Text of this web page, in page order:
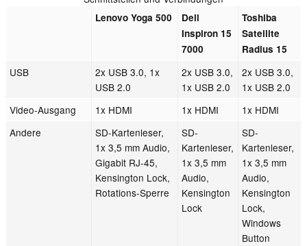
Lenovo Yoga 500
Dell
Inspiron 15
7000
Toshiba
Satellite
Radius 15
USB
2x USB 3.0, 1x
USB 2.0
2x USB 3.0,
1x USB 2.0
2x USB 3.0,
1x USB 2.0
Video-Ausgang
1x HDMI 1x HDMI
1x HDMI
Andere
SD-Kartenleser,
1x 3,5 mm Audio,
Gigabit RJ-45,
Kensington Lock,
Rotations-Sperre
SD-
Kartenleser,
1x 3,5 mm
Audio,
Kensington
Lock
SD-
Kartenleser,
1x 3,5 mm
Audio,
Kensington
Lock,
Windows
Button